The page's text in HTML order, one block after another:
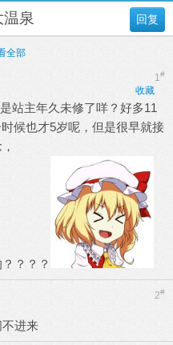
回复
泉
全部
1#
收藏
站主年久未修了咩？好多11
候也才5岁呢，但是很早就接
？？？
2#
进来